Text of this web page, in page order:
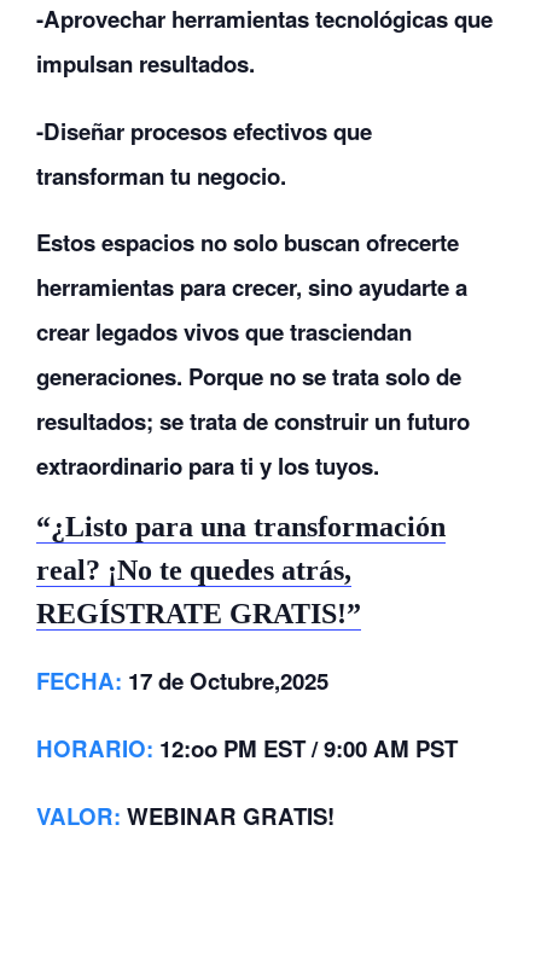
-Aprovechar herramientas tecnológicas que
impulsan resultados.
-Diseñar procesos efectivos que
transforman tu negocio.
Estos espacios no solo buscan ofrecerte
herramientas para crecer, sino ayudarte a
crear legados vivos que trasciendan
generaciones. Porque no se trata solo de
resultados; se trata de construir un futuro
extraordinario para ti y los tuyos.
“¿Listo para una transformación
real? ¡No te quedes atrás,
REGÍSTRATE GRATIS!”
FECHA: 17 de Octubre,2025
HORARIO: 12:oo PM EST / 9:00 AM PST
VALOR: WEBINAR GRATIS!